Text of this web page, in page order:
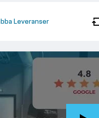
Leveranser